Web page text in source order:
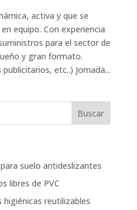
activa y que se
equipo. Con experiencia
para el sector de
y gran formato.
etc..) Jornada...
para suelo antideslizantes
libres de PVC
higiénicas reutilizables